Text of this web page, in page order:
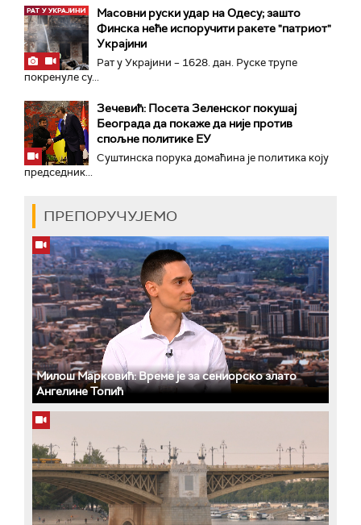
Масовни руски удар на Одесу; зашто
Финска неће испоручити ракете "патриот"
Украјини
Рат у Украјини – 1628. дан. Руске трупе
покренуле су...
Зечевић: Посета Зеленског покушај
Београда да покаже да није против
спољне политике ЕУ
Суштинска порука домаћина је политика коју
председник...
ПРЕПОРУЧУЈЕМО
Милош Марковић: Време је за сениорско злато
Ангелине Топић